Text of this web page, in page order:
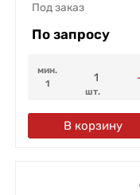
Под заказ
По запросу
мин.
1
шт.
В корзину